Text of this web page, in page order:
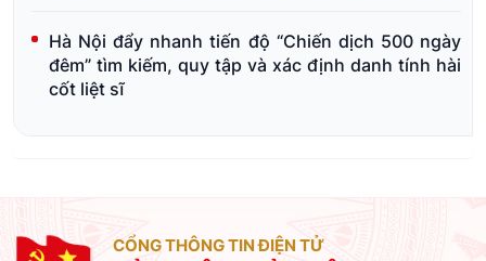
Hà Nội đẩy nhanh tiến độ “Chiến dịch 500 ngày
đêm” tìm kiếm, quy tập và xác định danh tính hài
cốt liệt sĩ
CỔNG THÔNG TIN ĐIỆN TỬ